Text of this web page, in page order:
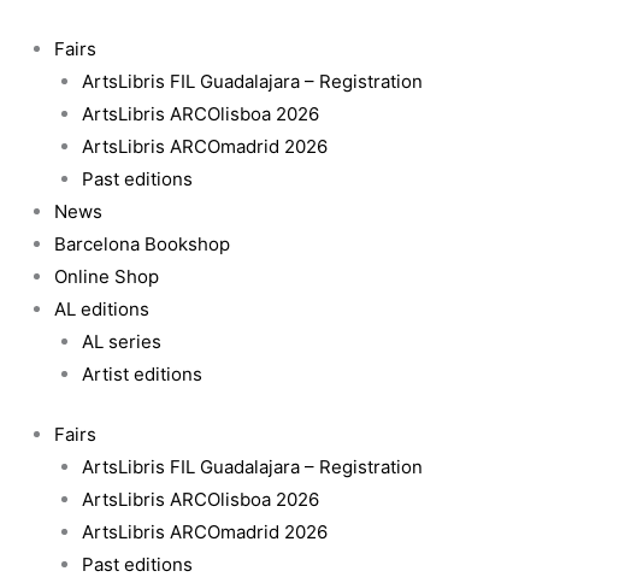
content
Fairs
ArtsLibris FIL Guadalajara – Registration
ArtsLibris ARCOlisboa 2026
ArtsLibris ARCOmadrid 2026
Past editions
News
Barcelona Bookshop
Online Shop
AL editions
AL series
Artist editions
Fairs
ArtsLibris FIL Guadalajara – Registration
ArtsLibris ARCOlisboa 2026
ArtsLibris ARCOmadrid 2026
Past editions
Paciente
quantity